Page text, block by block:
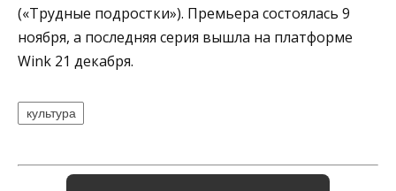
(«Трудные подростки»). Премьера состоялась 9
ноября, а последняя серия вышла на платформе
Wink 21 декабря.
культура